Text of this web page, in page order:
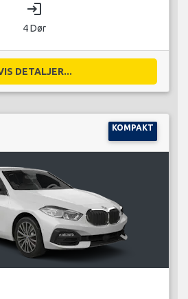
login
4 Dør
DETALJER...
KOMPAKT